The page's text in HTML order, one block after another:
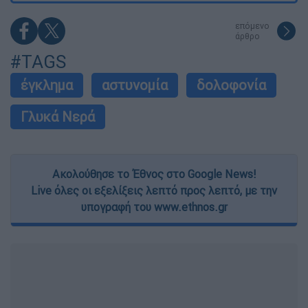
επόμενο
άρθρο
#TAGS
έγκλημα αστυνομία
δολοφονία
Γλυκά Νερά
Ακολούθησε το Έθνος στο Google News!
Live όλες οι εξελίξεις λεπτό προς λεπτό, με την
υπογραφή του www.ethnos.gr